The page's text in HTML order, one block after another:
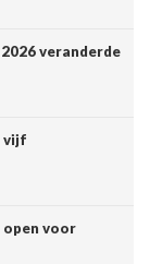
veranderde
vijf
voor